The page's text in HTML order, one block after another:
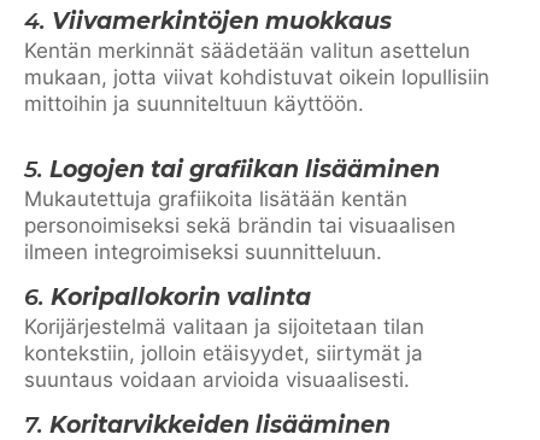
4. Viivamerkintöjen muokkaus
Kentän merkinnät säädetään valitun asettelun
mukaan, jotta viivat kohdistuvat oikein lopullisiin
mittoihin ja suunniteltuun käyttöön.
5. Logojen tai grafiikan lisääminen
Mukautettuja grafiikoita lisätään kentän
personoimiseksi sekä brändin tai visuaalisen
ilmeen integroimiseksi suunnitteluun.
6. Koripallokorin valinta
Korijärjestelmä valitaan ja sijoitetaan tilan
kontekstiin, jolloin etäisyydet, siirtymät ja
suuntaus voidaan arvioida visuaalisesti.
7. Koritarvikkeiden lisääminen